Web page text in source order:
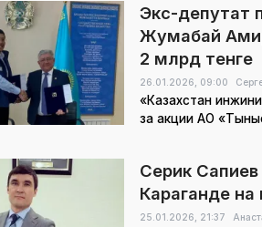
Экс-депутат
Жумабай
2 млрд тенге
26.01.2026, 09:00
«Казахстан
за акции АО
Серик
Караганде на
25.01.2026, 21:37